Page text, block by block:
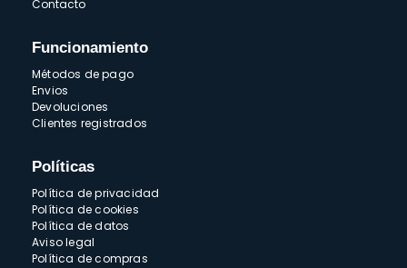
Contacto
Funcionamiento
Métodos de pago
Envios
Devoluciones
Clientes registrados
Políticas
Política de privacidad
Política de cookies
Política de datos
Aviso legal
Política de compras